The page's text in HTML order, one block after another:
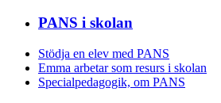
PANS i skolan
Stödja en elev med PANS
Emma arbetar som resurs i skolan
Specialpedagogik, om PANS